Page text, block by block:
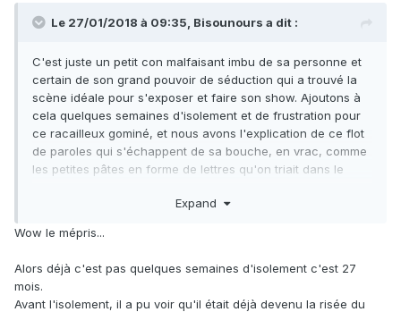
Le 27/01/2018 à 09:35, Bisounours a dit :
C'est juste un petit con malfaisant imbu de sa personne et
certain de son grand pouvoir de séduction qui a trouvé la
scène idéale pour s'exposer et faire son show. Ajoutons à
cela quelques semaines d'isolement et de frustration pour
ce racailleux gominé, et nous avons l'explication de ce flot
de paroles qui s'échappent de sa bouche, en vrac, comme
les petites pâtes en forme de lettres qu'on triait dans le
Expand
Wow le mépris...
Alors déjà c'est pas quelques semaines d'isolement c'est 27
mois.
Avant l'isolement, il a pu voir qu'il était déjà devenu la risée du